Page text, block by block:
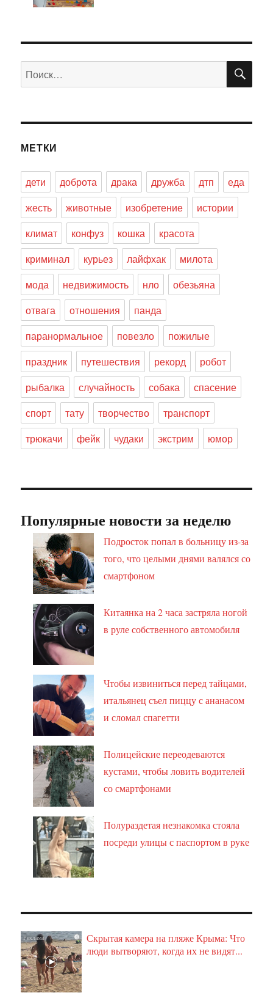
Искать:
МЕТКИ
дети доброта драка дружба дтп
еда
жесть
животные изобретение
истории
климат
конфуз кошка
красота
криминал
курьез лайфхак
милота
мода
недвижимость нло
обезьяна
отвага
отношения
панда
паранормальное
повезло
пожилые
праздник
путешествия рекорд
робот
рыбалка
случайность собака
спасение
спорт
тату творчество
транспорт
трюкачи
фейк чудаки экстрим юмор
Популярные новости за неделю
Подросток попал в больницу из-за
того, что целыми днями валялся со
смартфоном
Китаянка на 2 часа застряла ногой
в руле собственного автомобиля
Чтобы извиниться перед тайцами,
итальянец съел пиццу с ананасом
и сломал спагетти
Полицейские переодеваются
кустами, чтобы ловить водителей
со смартфонами
Полураздетая незнакомка стояла
посреди улицы с паспортом в руке
i
Скрытая камера на пляже Крыма: Что
люди вытворяют, когда их не видят...